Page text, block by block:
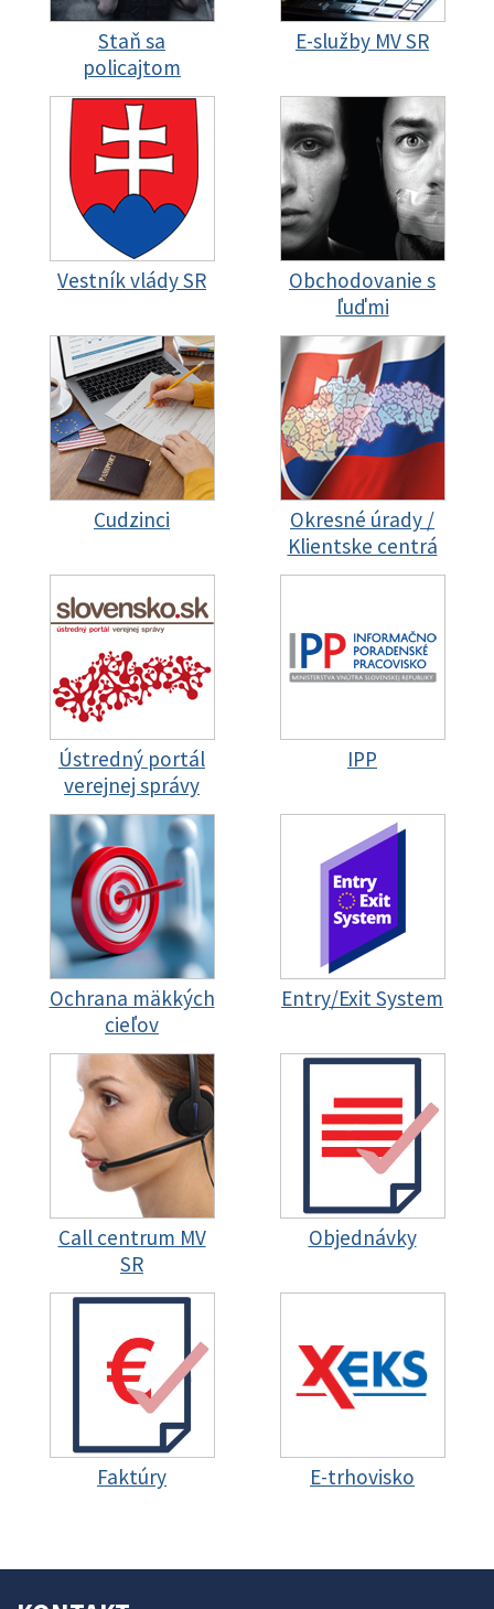
Staň sa
policajtom
E-služby MV SR
Vestník vlády SR
Obchodovanie s
ľuďmi
Cudzinci
Okresné úrady /
Klientske centrá
Ústredný portál
verejnej správy
IPP
Ochrana mäkkých
cieľov
Entry/Exit System
Call centrum MV
SR
Objednávky
Faktúry E-trhovisko